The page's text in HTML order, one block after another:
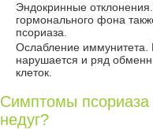
Эндокринные
гормонального фона
псориаза.
Ослабление
нарушается и ряд
клеток.
Симптомы псориаза
недуг?